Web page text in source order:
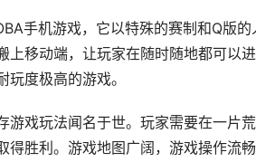
手机游戏，它以特殊的赛制和Q版
上移动端，让玩家在随时随地都可以
度极高的游戏。
游戏玩法闻名于世。玩家需要在一片
得胜利。游戏地图广阔，游戏操作流